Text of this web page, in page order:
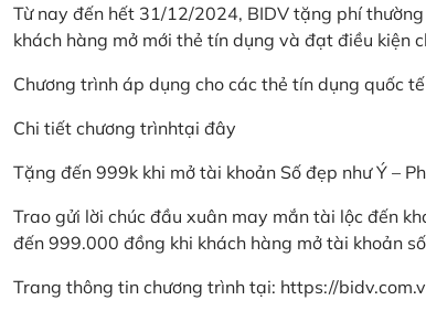
Từ nay đến hết 31/12/2024, BIDV tặng phí
khách hàng mở mới thẻ tín dụng và đạt điều kiện
Chương trình áp dụng cho các thẻ tín dụng quốc
Chi tiết chương trìnhtại đây
Tặng đến 999k khi mở tài khoản Số đẹp như Ý –
Trao gửi lời chúc đầu xuân may mắn tài lộc đến
đến 999.000 đồng khi khách hàng mở tài khoản
Trang thông tin chương trình tại: https://